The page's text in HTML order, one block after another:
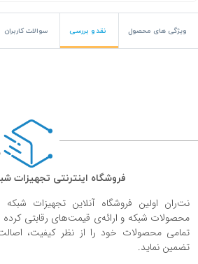
ویژگی های محصول نقد و بررسی سوالات کاربران
فروشگاه اینترنتی تجهیزات
نت‌ران اولین فروشگاه آنلاین تجهیزات
محصولات شبکه و ارائه‌ی قیمت‌های رقابتی کرده
تمامی محصولات خود را از نظر کیفیت،
تضمین نماید.